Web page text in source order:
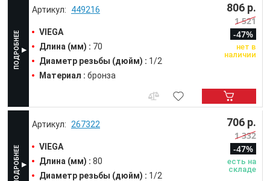
449216
VIEGA
Длина (мм) : 70
Диаметр резьбы (дюйм) : 1/2
Материал : бронза
806 р.
1 521
-47%
нет в
наличии
267322
VIEGA
Длина (мм) : 80
Диаметр резьбы (дюйм) : 1/2
706 р.
1 332
-47%
есть на
складе